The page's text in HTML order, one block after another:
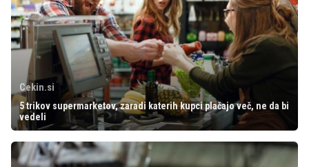
Cekin.si
5 trikov supermarketov, zaradi katerih kupci plačajo več, ne da bi
vedeli